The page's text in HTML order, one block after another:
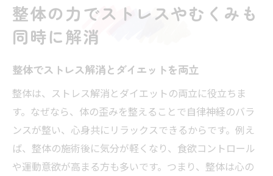
整体の力でストレスやむくみも
同時に解消
整体でストレス解消とダイエットを両立
整体は、ストレス解消とダイエットの両立に役立ちま
す。なぜなら、体の歪みを整えることで自律神経のバラ
ンスが整い、心身共にリラックスできるからです。例え
ば、整体の施術後に気分が軽くなり、食欲コントロール
や運動意欲が高まる方も多いです。つまり、整体は心の